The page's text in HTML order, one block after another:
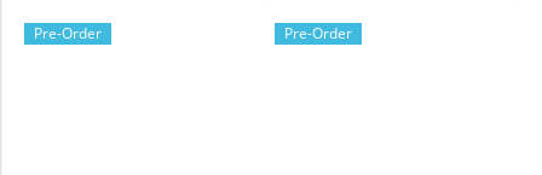
Pre-Order Pre-Order